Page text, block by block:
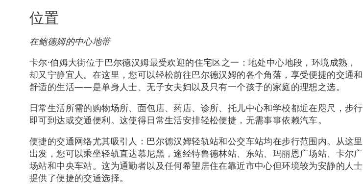
位置
在鲍德姆的中心地带
卡尔·伯姆大街位于巴尔德汉姆最受欢迎的住宅区之一：地处中心地段，环境成熟，
却又宁静宜人。在这里，您可以轻松前往巴尔德汉姆的各个角落，享受便捷的交通和
舒适的生活——是单身人士、无子女夫妇以及只有一个孩子的家庭的理想之选。
日常生活所需的购物场所、面包店、药店、诊所、托儿中心和学校都近在咫尺，步行
即可到达或交通便利。这使得日常生活安排轻松便捷，无需事事依赖汽车。
便捷的交通网络尤其吸引人：巴尔德汉姆轻轨站和公交车站均在步行范围内。从这里
出发，您可以乘坐轻轨直达慕尼黑，途经特鲁德林站、东站、玛丽恩广场站、卡尔广
场站和中央车站。这为通勤者以及任何希望居住在靠近市中心但环境较为安静的人士
提供了便捷的交通选择。